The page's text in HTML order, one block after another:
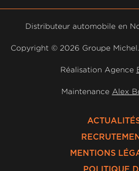
Distributeur automobile en
Copyright © 2026 Groupe
Réalisation Agence
Maintenance Alex
MENTIONS